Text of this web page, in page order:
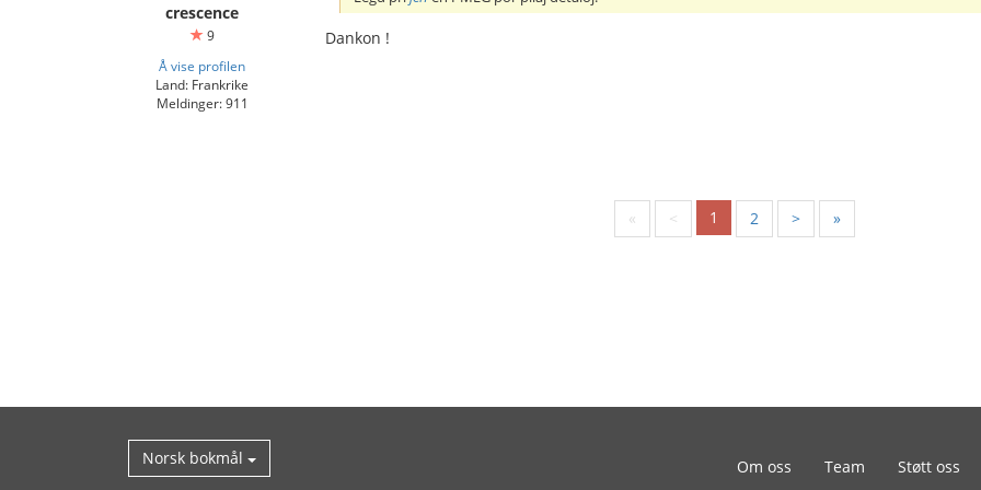
crescence
9
Å vise profilen
Land: Frankrike
Meldinger: 911
Dankon !
« < 1 2 > »
Norsk bokmål Om oss Team Støtt oss